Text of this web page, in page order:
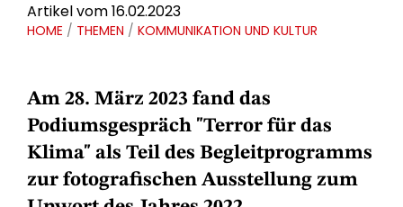
Artikel vom 16.02.2023
HOME / THEMEN / KOMMUNIKATION UND KULTUR
Am 28. März 2023 fand das
Podiumsgespräch "Terror für das
Klima" als Teil des Begleitprogramms
zur fotografischen Ausstellung zum